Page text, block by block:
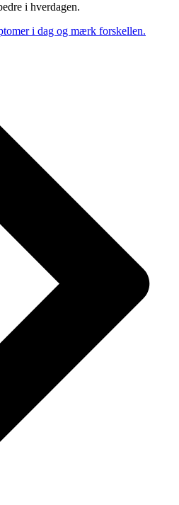
i hverdagen.
i dag og mærk forskellen.